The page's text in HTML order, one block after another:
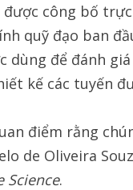
công bố
quỹ đạo ban
dùng để đánh
kế các tuyến
điểm rằng
de Oliveira
Science.